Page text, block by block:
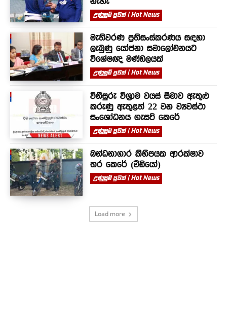
උණුසුම් පුවත් | Hot News
මැතිවරණ ප්‍රතිසංස්කරණය සඳහා
ලැබුණු යෝජනා සමාලෝචනයට
විශේෂඥ මණ්ඩලයක්
උණුසුම් පුවත් | Hot News
විනිසුරු විශ්‍රාම වයස් සීමාව ඇතුළු
කරුණු ඇතුළත් 22 වන ව්‍යවස්ථා
සංශෝධනය ගැසට් කෙරේ
උණුසුම් පුවත් | Hot News
බන්ධනාගාර කිහිපයක ආරක්ෂාව
තර කෙරේ (වීඩියෝ)
උණුසුම් පුවත් | Hot News
Load more